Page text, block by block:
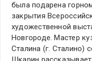
была подарена
закрытия
художественной
Новгороде. Мастер
Сталина (г. Сталино)